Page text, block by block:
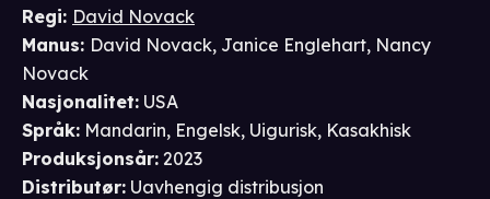
Regi: David Novack
Manus: David Novack, Janice Englehart, Nancy
Novack
Nasjonalitet: USA
Språk: Mandarin, Engelsk, Uigurisk, Kasakhisk
Produksjonsår: 2023
Distributør: Uavhengig distribusjon